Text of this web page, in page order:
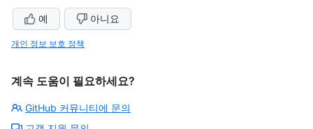
예 아니요
개인 정보 보호 정책
계속 도움이 필요하세요?
GitHub 커뮤니티에 문의